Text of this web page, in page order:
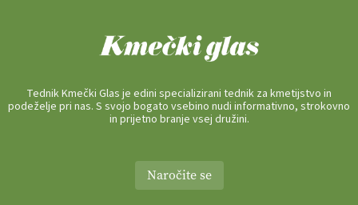
Tednik Kmečki Glas je edini specializirani tednik za kmetijstvo in
podeželje pri nas. S svojo bogato vsebino nudi informativno, strokovno
in prijetno branje vsej družini.
Naročite se